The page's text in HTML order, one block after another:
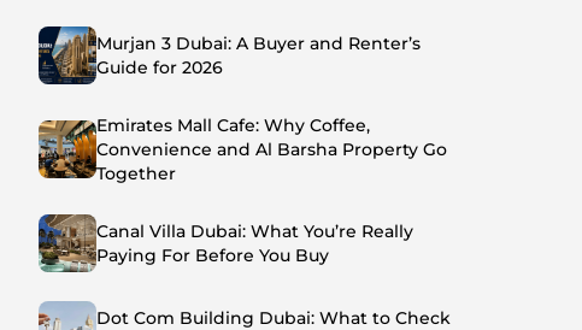
Murjan 3 Dubai: A Buyer and Renter’s
Guide for 2026
Emirates Mall Cafe: Why Coffee,
Convenience and Al Barsha Property Go
Together
Canal Villa Dubai: What You’re Really
Paying For Before You Buy
Dot Com Building Dubai: What to Check